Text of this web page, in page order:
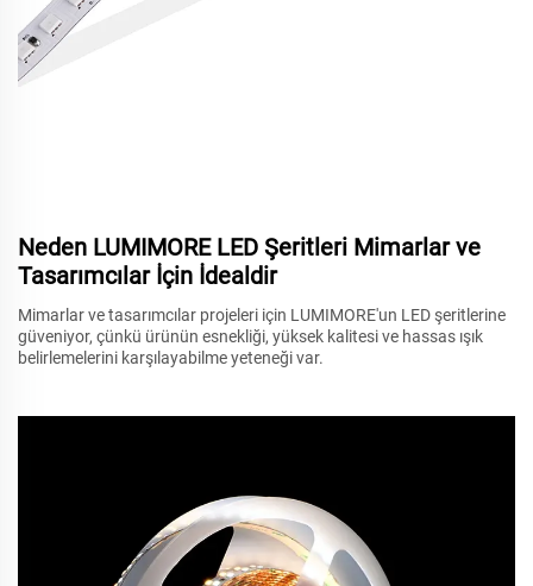
Neden LUMIMORE LED Şeritleri Mimarlar ve
Tasarımcılar İçin İdealdir
Mimarlar ve tasarımcılar projeleri için LUMIMORE'un LED şeritlerine
güveniyor, çünkü ürünün esnekliği, yüksek kalitesi ve hassas ışık
belirlemelerini karşılayabilme yeteneği var.